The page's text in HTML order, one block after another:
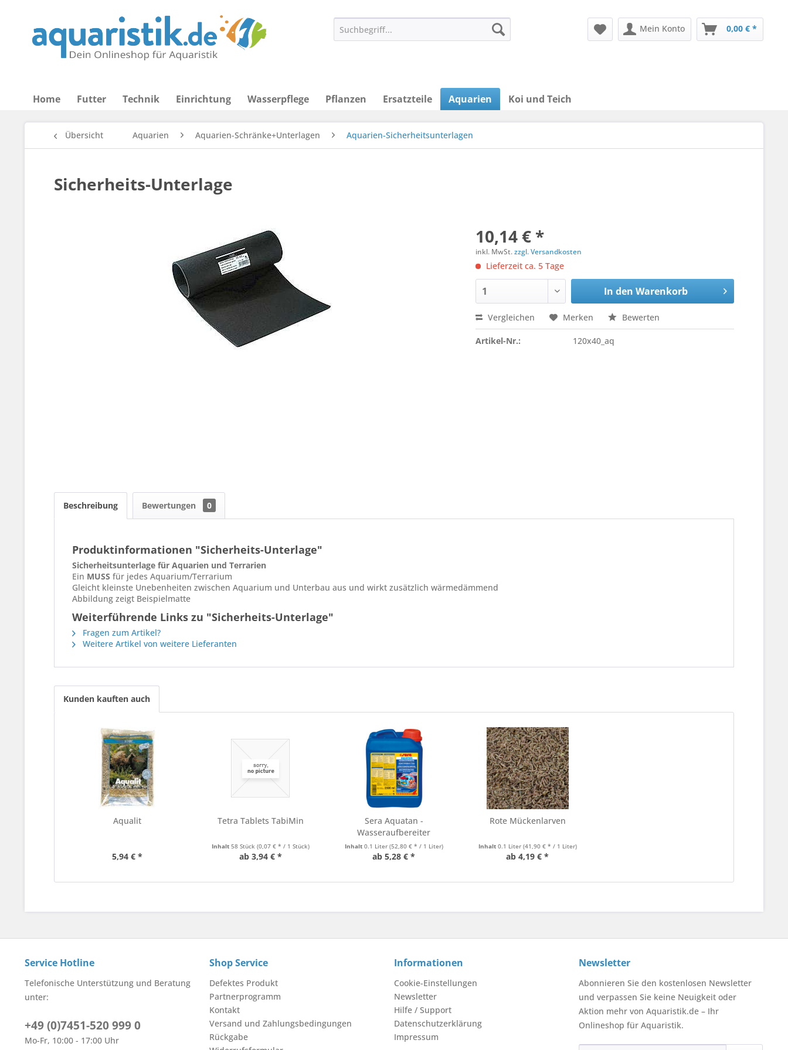
Mein Konto 0,00 € *
Home Futter Technik Einrichtung Wasserpflege Pflanzen Ersatzteile Aquarien Koi und Teich
Übersicht Aquarien Aquarien-Schränke+Unterlagen Aquarien-Sicherheitsunterlagen
Sicherheits-Unterlage
10,14 € *
inkl. MwSt.zzgl. Versandkosten
Lieferzeit ca. 5 Tage
In den Warenkorb
Vergleichen Merken Bewerten
Artikel-Nr.: 120x40_aq
Beschreibung Bewertungen 0
Produktinformationen "Sicherheits-Unterlage"
Sicherheitsunterlage für Aquarien und Terrarien
Ein MUSS für jedes Aquarium/Terrarium
Gleicht kleinste Unebenheiten zwischen Aquarium und Unterbau aus und wirkt zusätzlich wärmedämmend
Abbildung zeigt Beispielmatte
Weiterführende Links zu "Sicherheits-Unterlage"
Fragen zum Artikel?
Weitere Artikel von weitere Lieferanten
Kunden kauften auch
Aqualit
5,94 € *
Tetra Tablets TabiMin
Inhalt 58 Stück (0,07 € * / 1 Stück)
ab 3,94 € *
Sera Aquatan -
Wasseraufbereiter
Inhalt 0.1 Liter (52,80 € * / 1 Liter)
ab 5,28 € *
Rote Mückenlarven
Inhalt 0.1 Liter (41,90 € * / 1 Liter)
ab 4,19 € *
Service Hotline
Telefonische Unterstützung und Beratung
unter:
+49 (0)7451-520 999 0
Mo-Fr, 10:00 - 17:00 Uhr
Shop Service
Defektes Produkt
Partnerprogramm
Kontakt
Versand und Zahlungsbedingungen
Rückgabe
Informationen
Cookie-Einstellungen
Newsletter
Hilfe / Support
Datenschutzerklärung
Impressum
Newsletter
Abonnieren Sie den kostenlosen Newsletter
und verpassen Sie keine Neuigkeit oder
Aktion mehr von Aquaristik.de – Ihr
Onlineshop für Aquaristik.